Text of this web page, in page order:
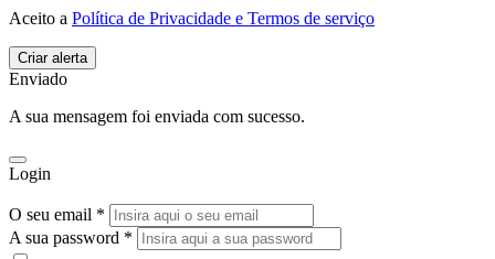
Aceito a Política de Privacidade e Termos de serviço
Enviado
A sua mensagem foi enviada com sucesso.
Login
O seu email *
A sua password *